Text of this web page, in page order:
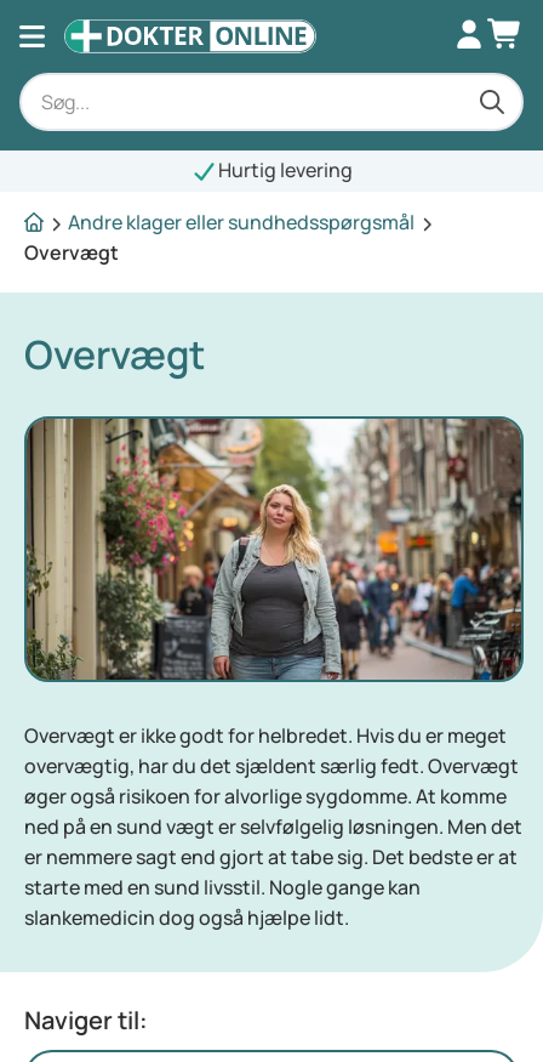
Hurtig levering
Andre klager eller sundhedsspørgsmål
Overvægt
Overvægt
Overvægt er ikke godt for helbredet. Hvis du er meget
overvægtig, har du det sjældent særlig fedt. Overvægt
øger også risikoen for alvorlige sygdomme. At komme
ned på en sund vægt er selvfølgelig løsningen. Men det
er nemmere sagt end gjort at tabe sig. Det bedste er at
starte med en sund livsstil. Nogle gange kan
slankemedicin dog også hjælpe lidt.
Naviger til: